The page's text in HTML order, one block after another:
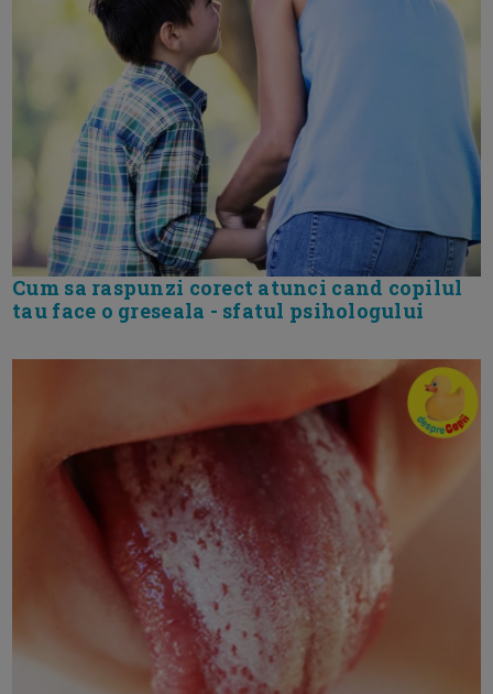
Cum sa raspunzi corect atunci cand copilul
tau face o greseala - sfatul psihologului